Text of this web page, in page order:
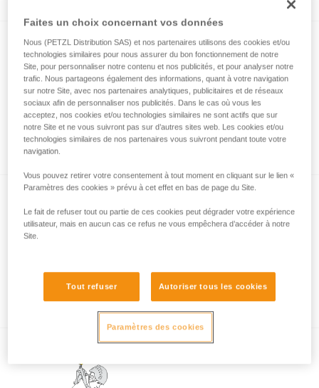
Calcul du tirant d’air pour la gamme
ABSORBICA
Tests de certification des longes
ABSORBICA-I et Y
Faites un choix concernant vos données
Nous (PETZL Distribution SAS) et nos partenaires utilisons des cookies et/ou
technologies similaires pour nous assurer du bon fonctionnement de notre
Site, pour personnaliser notre contenu et nos publicités, et pour analyser notre
trafic. Nous partageons également des informations, quant à votre navigation
sur notre Site, avec nos partenaires analytiques, publicitaires et de réseaux
sociaux afin de personnaliser nos publicités. Dans le cas où vous les
acceptez, nos cookies et/ou technologies similaires ne sont actifs que sur
notre Site et ne vous suivront pas sur d’autres sites web. Les cookies et/ou
technologies similaires de nos partenaires vous suivront pendant toute votre
navigation.
Vous pouvez retirer votre consentement à tout moment en cliquant sur le lien «
Paramètres des cookies » prévu à cet effet en bas de page du Site.
Le fait de refuser tout ou partie de ces cookies peut dégrader votre expérience
utilisateur, mais en aucun cas ce refus ne vous empêchera d’accéder à notre
Site.
Tout refuser Autoriser tous les cookies
Paramètres des cookies